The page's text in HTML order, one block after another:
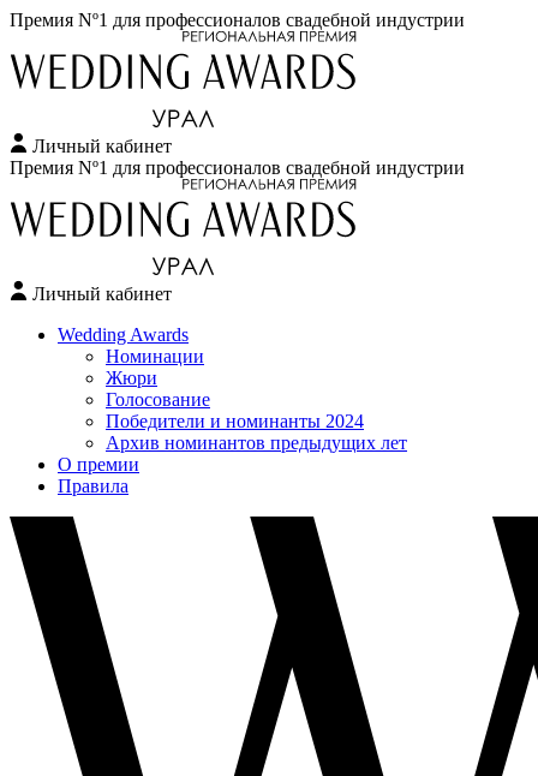
Премия Nº1 для профессионалов свадебной индустрии
Личный кабинет
Перейти
содержимому
Премия Nº1 для профессионалов свадебной индустрии
Личный кабинет
Wedding Awards
Номинации
Жюри
Голосование
Победители и номинанты 2024
Архив номинантов предыдущих лет
О премии
Правила